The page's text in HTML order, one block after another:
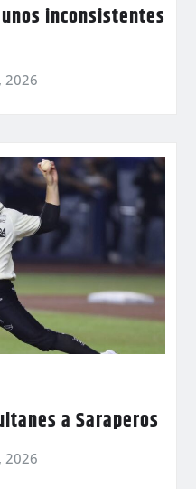
inconsistentes
2026
a Saraperos
2026